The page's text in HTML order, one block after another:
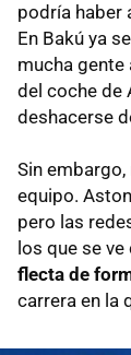
podría haber
En Bakú ya
mucha
del coche de
deshacerse
Sin
equipo.
pero las
los que se
flecta de
carrera en la